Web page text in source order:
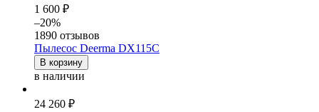
1 600 ₽
–20%
1890 отзывов
Пылесос Deerma DX115C
В корзину
в наличии
24 260 ₽